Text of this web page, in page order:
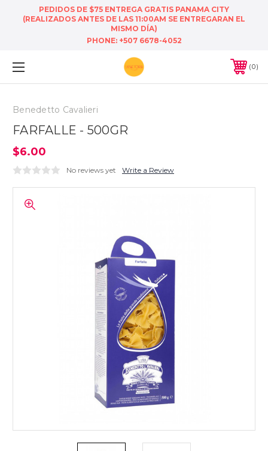
PEDIDOS DE $75 ENTREGA GRATIS PANAMA CITY
(REALIZADOS ANTES DE LAS 11:00AM SE ENTREGARAN EL
MISMO DÍA)
PHONE: +507 6678-4052
0
Benedetto Cavalieri
FARFALLE - 500GR
$6.00
No reviews yet Write a Review